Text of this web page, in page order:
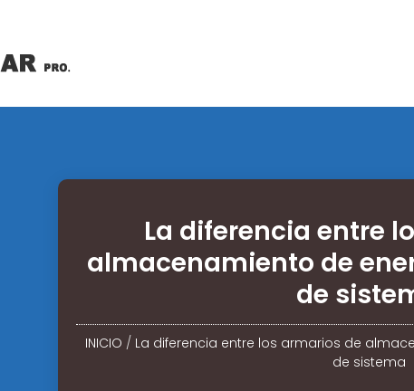
La diferencia entre
almacenamiento de
de
INICIO / La diferencia entre los armarios de
de sistema